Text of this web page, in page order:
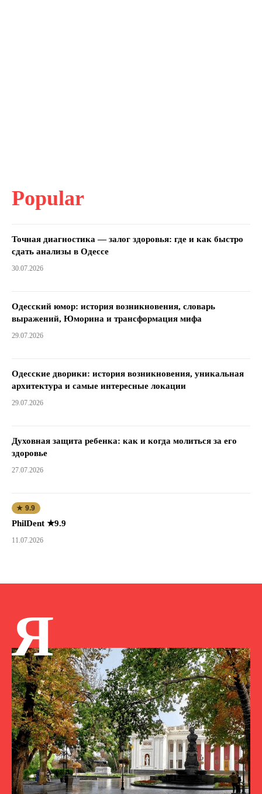
Popular
Точная диагностика — залог здоровья: где и как быстро
сдать анализы в Одессе
30.07.2026
Одесский юмор: история возникновения, словарь
выражений, Юморина и трансформация мифа
29.07.2026
Одесские дворики: история возникновения, уникальная
архитектура и самые интересные локации
29.07.2026
Духовная защита ребенка: как и когда молиться за его
здоровье
27.07.2026
★ 9.9
PhilDent ★9.9
11.07.2026
Я